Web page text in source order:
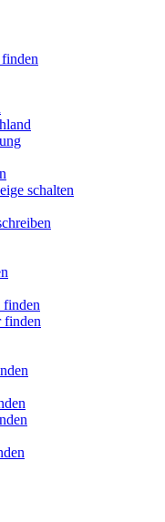
schalten
finden
finden